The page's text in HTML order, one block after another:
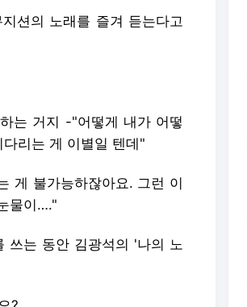
션의 노래를 즐겨 듣는다고
는 거지 -"어떻게 내가 어떻
리는 게 이별일 텐데"
게 불가능하잖아요. 그런 이
물이…."
쓰는 동안 김광석의 '나의 노